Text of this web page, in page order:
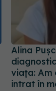
Alina
viața: Am
intrat în